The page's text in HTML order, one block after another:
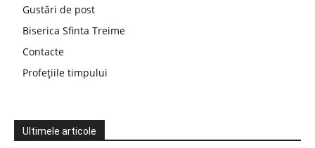
Gustări de post
Biserica Sfinta Treime
Contacte
Profețiile timpului
Ultimele articole